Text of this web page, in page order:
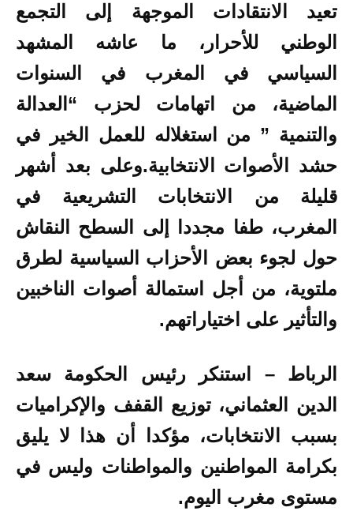
تعيد الانتقادات الموجهة إلى التجمع
الوطني للأحرار، ما عاشه المشهد
السياسي في المغرب في السنوات
الماضية، من اتهامات لحزب “العدالة
والتنمية ” من استغلاله للعمل الخير في
حشد الأصوات الانتخابية.وعلى بعد أشهر
قليلة من
الانتخابات التشريعية في
المغرب، طفا مجددا إلى السطح النقاش
حول لجوء بعض الأحزاب السياسية لطرق
ملتوية، من أجل استمالة أصوات الناخبين
والتأثير على اختياراتهم.
الرباط – استنكر رئيس الحكومة سعد
الدين العثماني، توزيع القفف والإكراميات
بسبب الانتخابات، مؤكدا أن هذا لا يليق
بكرامة المواطنين والمواطنات وليس في
مستوى مغرب اليوم.